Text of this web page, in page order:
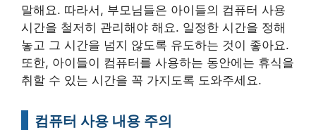
말해요. 따라서, 부모님들은 아이들의 컴퓨터 사용
시간을 철저히 관리해야 해요. 일정한 시간을 정해
놓고 그 시간을 넘지 않도록 유도하는 것이 좋아요.
또한, 아이들이 컴퓨터를 사용하는 동안에는 휴식을
취할 수 있는 시간을 꼭 가지도록 도와주세요.
컴퓨터 사용 내용 주의